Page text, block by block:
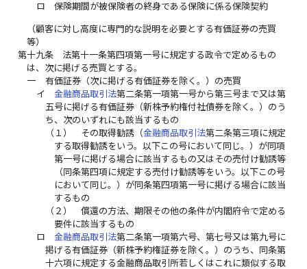
ロ
保険期間が被保険者の終身である保険に係る保険契約
（顧客に対し高度に専門的な説明を必要とする有価証券の売買
等）
第十九条
法第十一条第四項第一号に規定する政令で定めるもの
は、次に掲げる売買とする。
一
有価証券（次に掲げる有価証券を除く。）の売買
イ
金融商品取引法第二条第一項第一号から第三号まで又は第
五号に掲げる有価証券（新株予約権付社債券を除く。）のう
ち、次のいずれにも該当するもの
（１）
その取得勧誘（金融商品取引法第二条第三項に規定
する取得勧誘をいう。以下この号において同じ。）が同項
第一号に掲げる場合に該当するもの又はその売付け勧誘等
（同条第四項に規定する売付け勧誘等をいう。以下この号
において同じ。）が同条第四項第一号に掲げる場合に該当
するもの
（２）
償還の方法、期限その他の条件が内閣府令で定める
要件に該当するもの
ロ
金融商品取引法第二条第一項第六号、第七号又は第九号に
掲げる有価証券（新株予約権証券を除く。）のうち、同条第
十六項に規定する金融商品取引所若しくはこれに類似する取